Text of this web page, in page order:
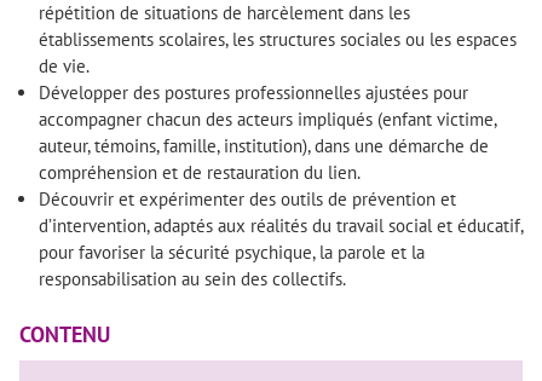
répétition de situations de harcèlement dans les
établissements scolaires, les structures sociales ou les espaces
de vie.
Développer des postures professionnelles ajustées pour
accompagner chacun des acteurs impliqués (enfant victime,
auteur, témoins, famille, institution), dans une démarche de
compréhension et de restauration du lien.
Découvrir et expérimenter des outils de prévention et
d’intervention, adaptés aux réalités du travail social et éducatif,
pour favoriser la sécurité psychique, la parole et la
responsabilisation au sein des collectifs.
CONTENU